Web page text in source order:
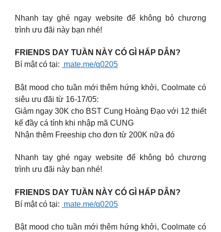
Nhanh tay ghé ngay website để không bỏ chương
trình ưu đãi này bạn nhé!
FRIENDS DAY TUẦN NÀY CÓ GÌ HẤP DẪN?
Bí mật có tại: mate.me/q0205
Bật mood cho tuần mới thêm hứng khởi, Coolmate có
siêu ưu đãi từ 16-17/05:
Giảm ngay 30K cho BST Cung Hoàng Đạo với 12 thiết
kế đầy cá tính khi nhập mã CUNG
Nhận thêm Freeship cho đơn từ 200K nữa đó
Nhanh tay ghé ngay website để không bỏ chương
trình ưu đãi này bạn nhé!
FRIENDS DAY TUẦN NÀY CÓ GÌ HẤP DẪN?
Bí mật có tại: mate.me/q0205
Bật mood cho tuần mới thêm hứng khởi, Coolmate có